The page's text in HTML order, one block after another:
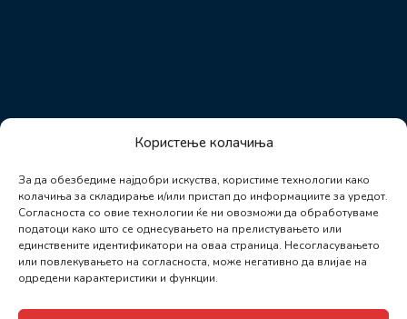
Користење колачиња
За да обезбедиме најдобри искуства, користиме технологии како
колачиња за складирање и/или пристап до информациите за уредот.
Согласноста со овие технологии ќе ни овозможи да обработуваме
податоци како што се однесувањето на прелистувањето или
единствените идентификатори на оваа страница. Несогласувањето
или повлекувањето на согласноста, може негативно да влијае на
одредени карактеристики и функции.